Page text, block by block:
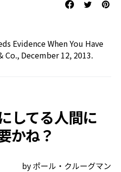
Evidence When You Have
Co., December 12, 2013.
してる人間に
かね？
by ポール・クルーグマン